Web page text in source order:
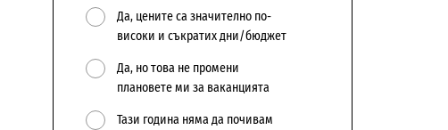
Да, цените са значително по-
високи и съкратих дни/бюджет
Да, но това не промени
плановете ми за ваканцията
Тази година няма да почивам